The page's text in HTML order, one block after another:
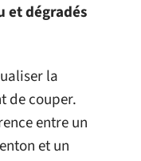
et dégradés
la
de couper.
entre un
et un